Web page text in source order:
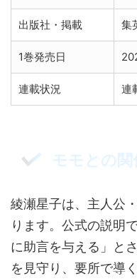
出版社・掲載 集
1巻発売日
連載状況 連
モモとの関
綾瀬星子は、主人公
ります。公式の説明
に助言を与える」と
を見守り、要所で導